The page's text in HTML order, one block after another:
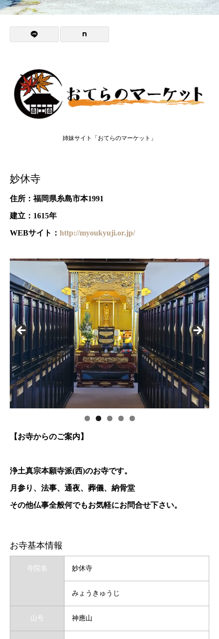
姉妹サイト「おてらのマーケット」
妙休寺
住所：福岡県糸島市本1991
建立：1615年
WEBサイト： http://myoukyuji.or.jp/
【お寺からのご案内】
浄土真宗本願寺派(西)のお寺です。
月参り、法事、通夜、葬儀、納骨堂
その他仏事全般何でもお気軽にお問合せ下さい。
お寺基本情報
寺院名 妙休寺
みょうきゅうじ
山号 神應山